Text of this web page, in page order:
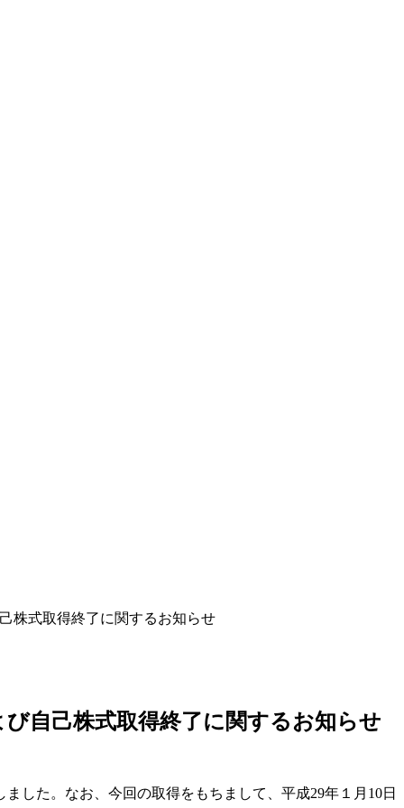
株式取得終了に関するお知らせ
自己株式取得終了に関するお知らせ
した。なお、今回の取得をもちまして、平成29年１月10日